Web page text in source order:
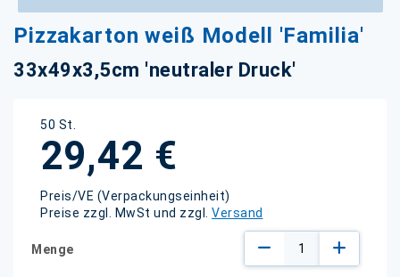
Pizzakarton weiß Modell 'Familia'
33x49x3,5cm 'neutraler Druck'
50 St.
29,42 €
Preis/VE (Verpackungseinheit)
Preise zzgl. MwSt und zzgl. Versand
Menge
Zum
Anfang
der
Bildgalerie